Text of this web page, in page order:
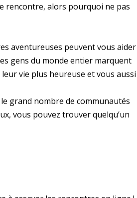
rencontre, alors pourquoi ne pas
aventureuses peuvent vous aider
gens du monde entier marquent
vie plus heureuse et vous aussi
grand nombre de communautés
vous pouvez trouver quelqu’un